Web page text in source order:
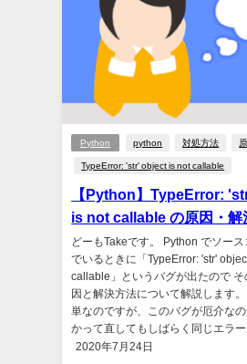
Python python 対処方法
TypeError: 'str' object is not callable
【Python】TypeError:
is not callable の原因・解
どーもTakeです。 Python でソー
でいるときに「TypeError: 'str'
callable」というバグが出たので そ
因と解決方法について解説します
単なのですが、このバグが厄介な
かって直してもしばらく同じエラー
2020年7月24日